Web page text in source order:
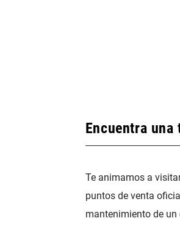
Encuentra una
Te animamos a
puntos de venta
mantenimiento de un